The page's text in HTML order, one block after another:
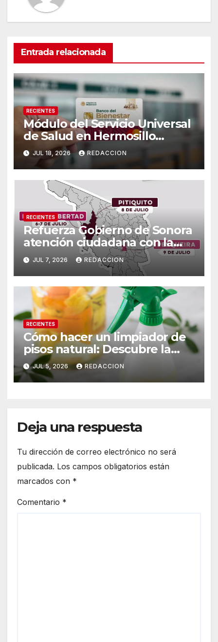
Entrada relacionada
RECIENTES
Módulo del Servicio Universal
de Salud en Hermosillo
cambiará de sede a partir del
lunes 20 de julio
JUL 18, 2026 REDACCION
RECIENTES
Refuerza Gobierno de Sonora
atención ciudadana con la
Agencia Fiscal Móvil en tres
municipios
JUL 7, 2026 REDACCION
RECIENTES
Cómo hacer un limpiador de
pisos natural: Descubre la
mezcla efectiva para eliminar
el mal olor
JUL 5, 2026 REDACCION
Deja una respuesta
Tu dirección de correo electrónico no será
publicada. Los campos obligatorios están
marcados con *
Comentario *